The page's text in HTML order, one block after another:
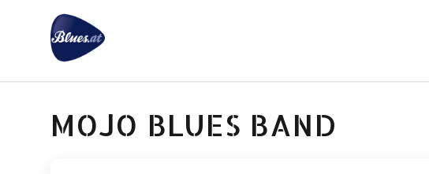
MOJO BLUES BAND